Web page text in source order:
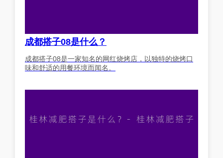
成都搭子08是什么？
成都搭子08是一家知名的网红烧烤店，以独特的烧烤口
味和舒适的用餐环境而闻名。